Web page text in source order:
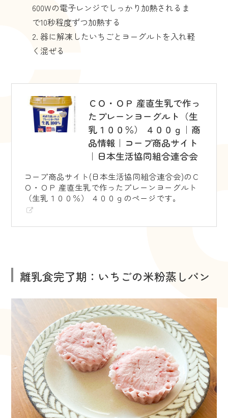
600Wの電子レンジでしっかり加熱されるま
で10秒程度ずつ加熱する
器に解凍したいちごとヨーグルトを入れ軽
く混ぜる
ＣＯ・ＯＰ 産直生乳で作っ
たプレーンヨーグルト（生
乳１００％） ４００ｇ｜商
品情報｜コープ商品サイト
｜日本生活協同組合連合会
コープ商品サイト(日本生活協同組合連合会)のＣ
Ｏ・ＯＰ 産直生乳で作ったプレーンヨーグルト
（生乳１００％） ４００ｇのページです。
離乳食完了期：いちごの米粉蒸しパン